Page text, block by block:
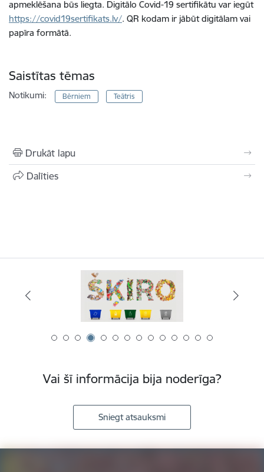
apmeklēšana būs liegta. Digitālo Covid-19 sertifikātu var iegūt
https://covid19sertifikats.lv/. QR kodam ir jābūt digitālam vai
papīra formātā.
Saistītas tēmas
Notikumi: Bērniem Teātris
Drukāt lapu
Dalīties
Vai šī informācija bija noderīga?
Sniegt atsauksmi